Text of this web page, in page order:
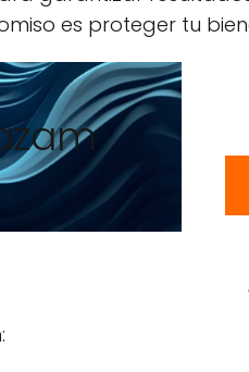
es proteger tu